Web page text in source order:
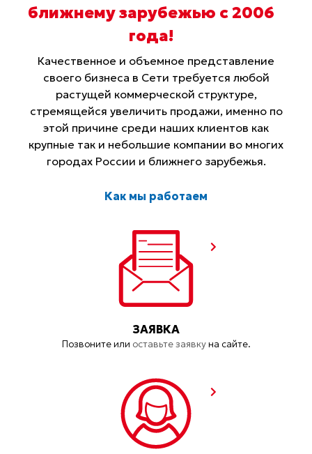
ближнему зарубежью с 2006
года!
Качественное и объемное представление
своего бизнеса в Сети требуется любой
растущей коммерческой структуре,
стремящейся увеличить продажи, именно по
этой причине среди наших клиентов как
крупные так и небольшие компании во многих
городах России и ближнего зарубежья.
Как мы работаем
ЗАЯВКА
Позвоните или оставьте заявкуна сайте.